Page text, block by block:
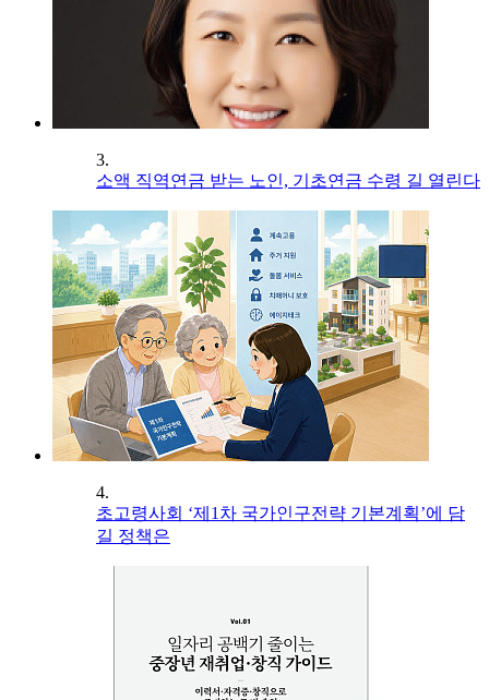
3.
소액 직역연금 받는 노인, 기초연금 수령 길 열린다
4.
초고령사회 ‘제1차 국가인구전략 기본계획’에 담
길 정책은